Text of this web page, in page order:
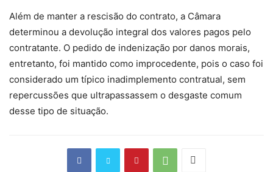
Além de manter a rescisão do contrato, a Câmara
determinou a devolução integral dos valores pagos pelo
contratante. O pedido de indenização por danos morais,
entretanto, foi mantido como improcedente, pois o caso foi
considerado um típico inadimplemento contratual, sem
repercussões que ultrapassassem o desgaste comum
desse tipo de situação.